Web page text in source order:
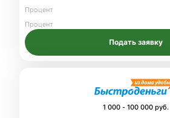
Процент
Процент
Подать заявку
1 000 - 100 000 руб.